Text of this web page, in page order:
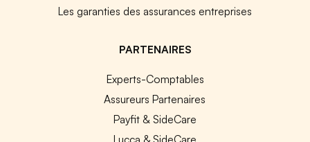
Les garanties des assurances entreprises
PARTENAIRES
Experts-Comptables
Assureurs Partenaires
Payfit & SideCare
Lucca & SideCare